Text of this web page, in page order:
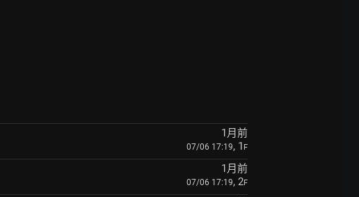
1月前
07/06 17:19, 1 F
1月前
07/06 17:19, 2F